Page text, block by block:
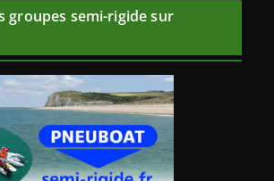
groupes semi-rigide sur